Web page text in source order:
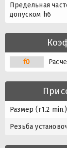
Предельная
допуском h6
f0
Размер (r1.2 min.)
Резьба